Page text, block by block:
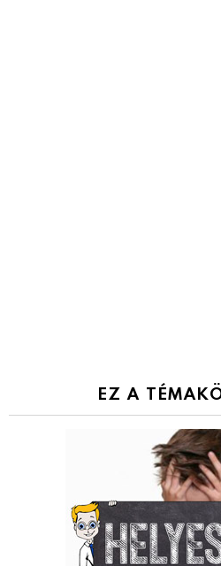
EZ A